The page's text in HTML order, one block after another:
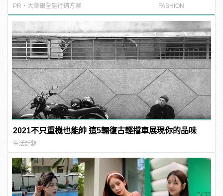
PR・大華銀全能行銷方案 FASHION
2021不只重機也能帥 這5輛復古輕擋車展現你的品味
生活話題